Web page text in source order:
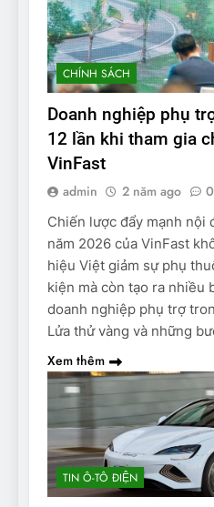
CHÍNH SÁCH
Doanh nghiệp phụ
12 lần khi tham gia
VinFast
admin 2 năm ago 0
Chiến lược đẩy mạnh nội
năm 2026 của VinFast
hiệu Việt giảm sự phụ
kiện mà còn tạo ra nhiều
doanh nghiệp phụ trợ
Lửa thử vàng và những
Xem thêm
TIN Ô-TÔ ĐIỆN